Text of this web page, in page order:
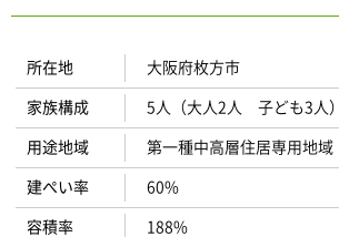
所在地 大阪府枚方市
家族構成 5人（大人2人 子ども3人）
用途地域 第一種中高層住居専用地域
建ぺい率 60%
容積率 188%